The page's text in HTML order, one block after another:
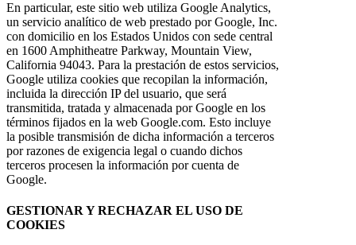
En particular, este sitio web utiliza Google Analytics,
un servicio analítico de web prestado por Google, Inc.
con domicilio en los Estados Unidos con sede central
en 1600 Amphitheatre Parkway, Mountain View,
California 94043. Para la prestación de estos servicios,
Google utiliza cookies que recopilan la información,
incluida la dirección IP del usuario, que será
transmitida, tratada y almacenada por Google en los
términos fijados en la web Google.com. Esto incluye
la posible transmisión de dicha información a terceros
por razones de exigencia legal o cuando dichos
terceros procesen la información por cuenta de
Google.
GESTIONAR Y RECHAZAR EL USO DE
COOKIES